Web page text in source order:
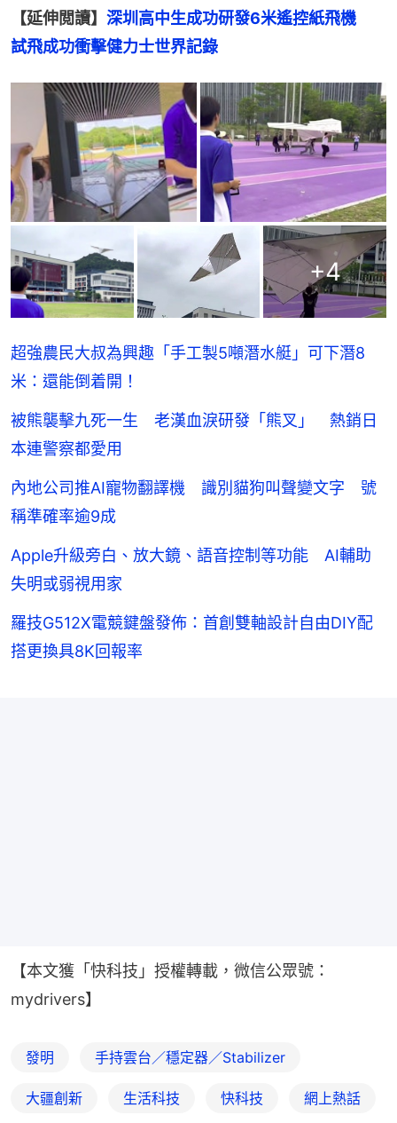
【延伸閲讀】 深圳高中生成功研發6米遙控紙飛機
試飛成功衝擊健力士世界記錄
+4
超強農民大叔為興趣「手工製5噸潛水艇」可下潛8
米：還能倒着開！
被熊襲擊九死一生 老漢血淚研發「熊叉」 熱銷日
本連警察都愛用
內地公司推AI寵物翻譯機 識別貓狗叫聲變文字 號
稱準確率逾9成
Apple升級旁白、放大鏡、語音控制等功能 AI輔助
失明或弱視用家
羅技G512X電競鍵盤發佈：首創雙軸設計自由DIY配
搭更換具8K回報率
【本文獲「快科技」授權轉載，微信公眾號：
mydrivers】
發明 手持雲台／穩定器／Stabilizer
大疆創新 生活科技 快科技 網上熱話